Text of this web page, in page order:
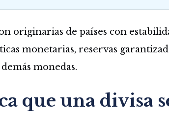
originarias de países con
monetarias, reservas
monedas.
que una divisa